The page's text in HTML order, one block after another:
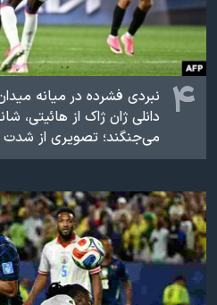
۴
نبردی فشرده در میانه
دانلی ژان ژاک از هائیتی،
می‌جنگند؛ تصویری از شدت